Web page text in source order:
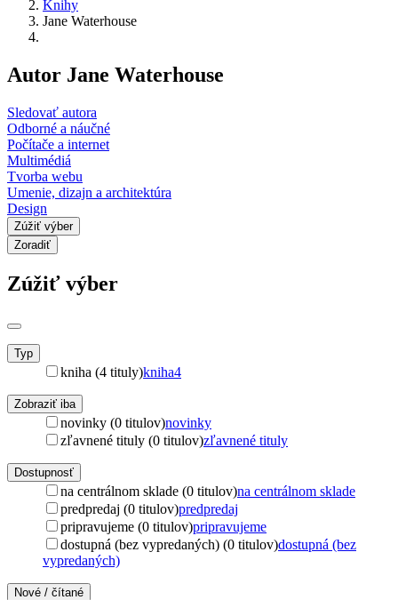
Knihy
Jane Waterhouse
Autor Jane Waterhouse
Sledovať autora
Odborné a náučné
Počítače a internet
Multimédiá
Tvorba webu
Umenie, dizajn a architektúra
Design
Zúžiť výber
Zoradiť
Zúžiť výber
Typ
kniha (4 tituly)kniha4
Zobraziť iba
novinky (0 titulov)novinky
zľavnené tituly (0 titulov)zľavnené tituly
Dostupnosť
na centrálnom sklade (0 titulov)na centrálnom sklade
predpredaj (0 titulov)predpredaj
pripravujeme (0 titulov)pripravujeme
dostupná (bez vypredaných) (0 titulov)dostupná (bez
vypredaných)
Nové / čítané